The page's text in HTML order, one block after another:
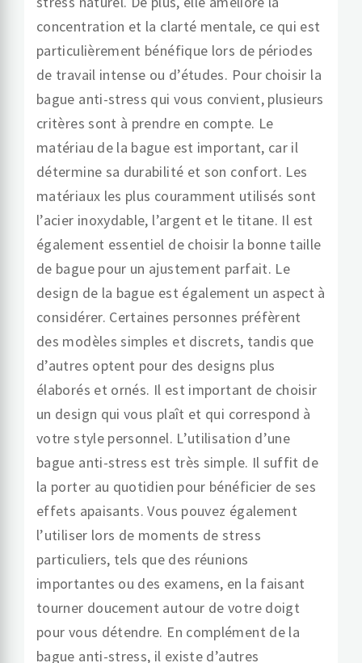
concentration et la clarté mentale, ce qui est
particulièrement bénéfique lors de périodes
de travail intense ou d’études. Pour choisir la
bague anti-stress qui vous convient, plusieurs
critères sont à prendre en compte. Le
matériau de la bague est important, car il
détermine sa durabilité et son confort. Les
matériaux les plus couramment utilisés sont
l’acier inoxydable, l’argent et le titane. Il est
également essentiel de choisir la bonne taille
de bague pour un ajustement parfait. Le
design de la bague est également un aspect à
considérer. Certaines personnes préfèrent
des modèles simples et discrets, tandis que
d’autres optent pour des designs plus
élaborés et ornés. Il est important de choisir
un design qui vous plaît et qui correspond à
votre style personnel. L’utilisation d’une
bague anti-stress est très simple. Il suffit de
la porter au quotidien pour bénéficier de ses
effets apaisants. Vous pouvez également
l’utiliser lors de moments de stress
particuliers, tels que des réunions
importantes ou des examens, en la faisant
tourner doucement autour de votre doigt
pour vous détendre. En complément de la
bague anti-stress, il existe d’autres